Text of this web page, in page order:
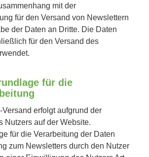
mit der
für den Versand von Newslettern
der Daten an Dritte. Die Daten
für den Versand des
für die
Versand erfolgt aufgrund der
Nutzers auf der Website.
für die Verarbeitung der Daten
zum Newsletters durch den Nutzer